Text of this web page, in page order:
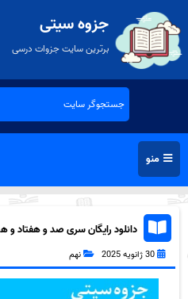
جزوه سیتی
برترین سایت جزوات درسی
منو
دانلود رایگان سری صد و هفتاد
علوم نهم به همراه pdf
30 ژانویه 2025 نهم